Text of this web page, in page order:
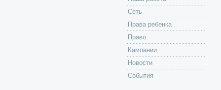
Сеть
Права ребенка
Право
Кампании
Новости
События